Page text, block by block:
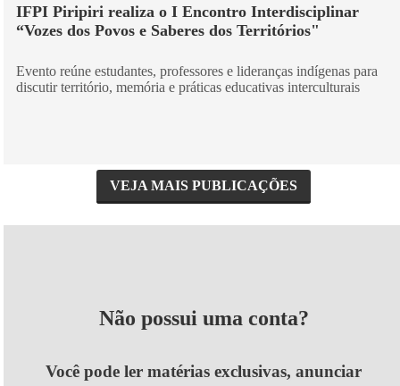
IFPI Piripiri realiza o I Encontro Interdisciplinar
“Vozes dos Povos e Saberes dos Territórios"
Evento reúne estudantes, professores e lideranças indígenas para
discutir território, memória e práticas educativas interculturais
VEJA MAIS PUBLICAÇÕES
Não possui uma conta?
Você pode ler matérias exclusivas, anunciar